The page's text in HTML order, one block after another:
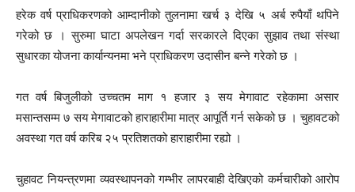
हरेक वर्ष प्राधिकरणको आम्दानीको तुलनामा खर्च ३ देखि ५ अर्ब रुपैयाँ थपिने
गरेको छ । सुरुमा घाटा अपलेखन गर्दा सरकारले दिएका सुझाव तथा संस्था
सुधारका योजना कार्यान्यनमा भने प्राधिकरण उदासीन बन्ने गरेको छ ।
गत वर्ष बिजुलीको उच्चतम माग १ हजार ३ सय मेगावाट रहेकामा असार
मसान्तसम्म ७ सय मेगावाटको हाराहारीमा मात्र आपूर्ति गर्न सकेको छ । चुहावटको
अवस्था गत वर्ष करिब २५ प्रतिशतको हाराहारीमा रह्यो ।
चुहावट नियन्त्रणमा व्यवस्थापनको गम्भीर लापरबाही देखिएको कर्मचारीको आरोप